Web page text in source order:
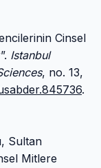
Cinsel
Istanbul
, no. 13,
.
Sultan
Mitlere